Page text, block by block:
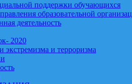
поддержки обучающихся
образовательной
деятельность
2020
экстремизма и терроризма